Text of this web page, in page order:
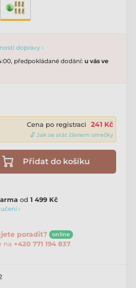
dopravy ›
předpokládané dodání: u vás ve
Cena po registraci 241 Kč
🔓 Jak se stát členem smečky
Přidat do košíku
od 1 499 Kč
›
poradit? online
na +420 771 194 837